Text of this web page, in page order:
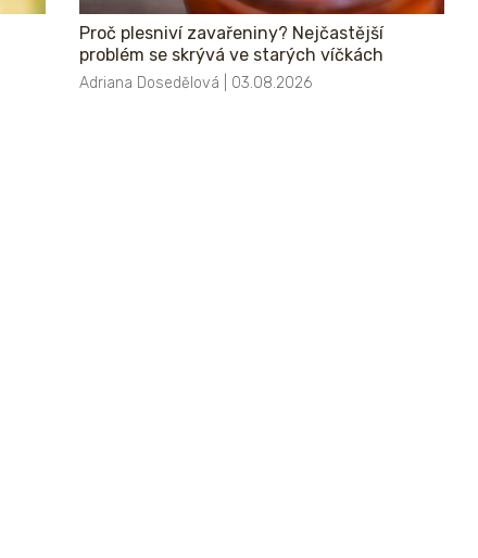
Proč plesniví zavařeniny? Nejčastější
problém se skrývá ve starých víčkách
Adriana Dosedělová | 03.08.2026